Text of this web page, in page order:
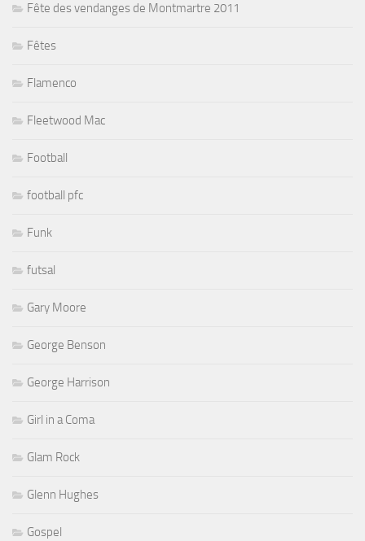
Fête des vendanges de Montmartre 2011
Fêtes
Flamenco
Fleetwood Mac
Football
football pfc
Funk
futsal
Gary Moore
George Benson
George Harrison
Girl in a Coma
Glam Rock
Glenn Hughes
Gospel